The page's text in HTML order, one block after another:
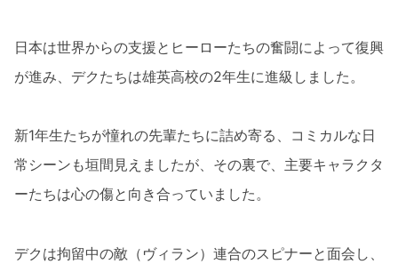
日本は世界からの支援とヒーローたちの奮闘によって復興
が進み、デクたちは雄英高校の2年生に進級しました。
新1年生たちが憧れの先輩たちに詰め寄る、コミカルな日
常シーンも垣間見えましたが、その裏で、主要キャラクタ
ーたちは心の傷と向き合っていました。
デクは拘留中の敵（ヴィラン）連合のスピナーと面会し、